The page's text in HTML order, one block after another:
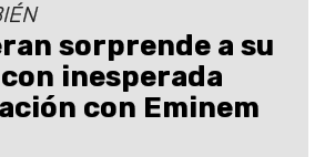
sorprende a su
inesperada
con Eminem